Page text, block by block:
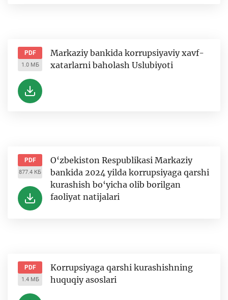
PDF
1.0 МБ
Markaziy bankida korrupsiyaviy xavf-
xatarlarni baholash Uslubiyoti
PDF
877.4 КБ
O‘zbekiston Respublikasi Markaziy
bankida 2024 yilda korrupsiyaga qarshi
kurashish bo‘yicha olib borilgan
faoliyat natijalari
PDF
1.4 МБ
Korrupsiyaga qarshi kurashishning
huquqiy asoslari